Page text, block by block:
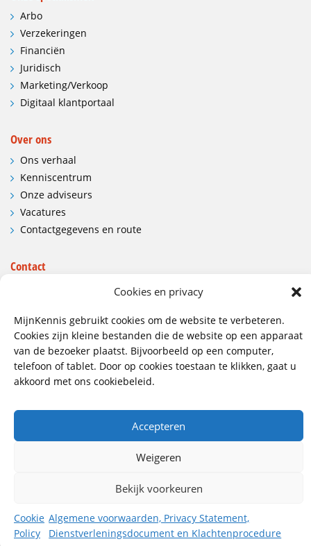
Cookies en privacy
MijnKennis gebruikt cookies om de website te verbeteren.
Cookies zijn kleine bestanden die de website op een apparaat
van de bezoeker plaatst. Bijvoorbeeld op een computer,
telefoon of tablet. Door op cookies toestaan te klikken, gaat u
akkoord met ons cookiebeleid.
Accepteren
Weigeren
Bekijk voorkeuren
Cookie
Policy
Algemene voorwaarden, Privacy Statement,
Dienstverleningsdocument en Klachtenprocedure
Arbo
Verzekeringen
Financiën
Juridisch
Marketing/Verkoop
Digitaal klantportaal
Over ons
Ons verhaal
Kenniscentrum
Onze adviseurs
Vacatures
Contactgegevens en route
Contact
Wij hebben vestigingen in:
085 - 485 4111
info@mijnkennis.nl
Volg ons
Algemene Voorwaarden, Privacy
Statement, Dienstverleningsdocument en
Klachtenprocedure